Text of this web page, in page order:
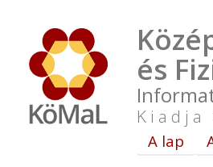
és
Kiadja
A lap